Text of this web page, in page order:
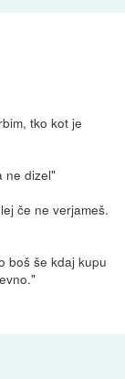
tko kot je
ne dizel"
če ne verjameš.
boš še kdaj kupu